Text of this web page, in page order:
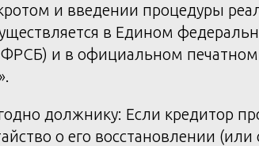
и введении процедуры
в Едином
и в официальном
должнику: Если кредитор
о его восстановлении (или